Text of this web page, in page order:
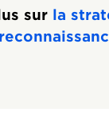
sur la